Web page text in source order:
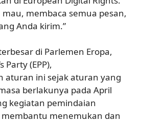
mau, membaca semua pesan,
Anda kirim.”
di Parlemen Eropa,
Party (EPP),
aturan ini sejak aturan yang
berlakunya pada April
kegiatan pemindaian
menemukan dan